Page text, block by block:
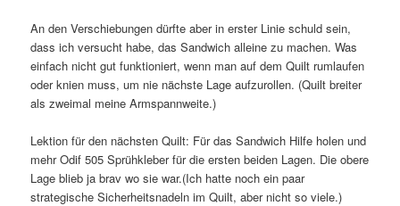
An den Verschiebungen dürfte aber in erster Linie schuld sein,
dass ich versucht habe, das Sandwich alleine zu machen. Was
einfach nicht gut funktioniert, wenn man auf dem Quilt rumlaufen
oder knien muss, um nie nächste Lage aufzurollen. (Quilt breiter
als zweimal meine Armspannweite.)
Lektion für den nächsten Quilt: Für das Sandwich Hilfe holen und
mehr Odif 505 Sprühkleber für die ersten beiden Lagen. Die obere
Lage blieb ja brav wo sie war.(Ich hatte noch ein paar
strategische Sicherheitsnadeln im Quilt, aber nicht so viele.)